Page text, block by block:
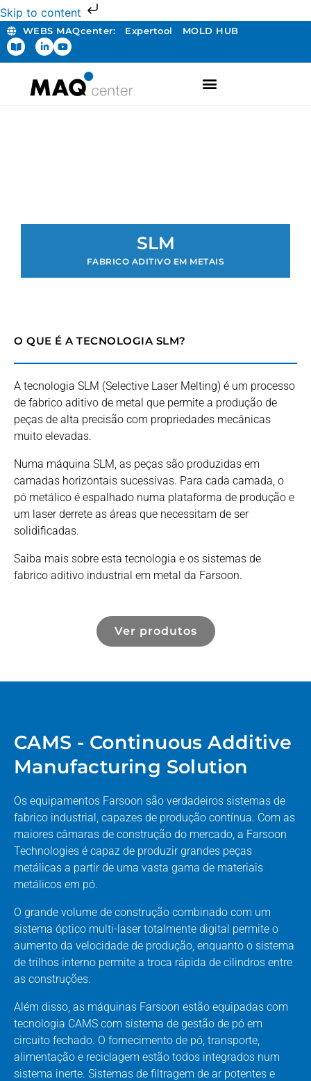
Skip to content
WEBS MAQcenter: Expertool MOLD HUB
SLM
FABRICO ADITIVO EM METAIS
O QUE É A TECNOLOGIA SLM?
A tecnologia SLM (Selective Laser Melting) é um processo
de fabrico aditivo de metal que permite a produção de
peças de alta precisão com propriedades mecânicas
muito elevadas.
Numa máquina SLM, as peças são produzidas em
camadas horizontais sucessivas. Para cada camada, o
pó metálico é espalhado numa plataforma de produção e
um laser derrete as áreas que necessitam de ser
solidificadas.
Saiba mais sobre esta tecnologia e os sistemas de
fabrico aditivo industrial em metal da Farsoon.
Ver produtos
CAMS - Continuous Additive
Manufacturing Solution
Os equipamentos Farsoon são verdadeiros sistemas de
fabrico industrial, capazes de produção contínua. Com as
maiores câmaras de construção do mercado, a Farsoon
Technologies é capaz de produzir grandes peças
metálicas a partir de uma vasta gama de materiais
metálicos em pó.
O grande volume de construção combinado com um
sistema óptico multi-laser totalmente digital permite o
aumento da velocidade de produção, enquanto o sistema
de trilhos interno permite a troca rápida de cilindros entre
as construções.
Além disso, as máquinas Farsoon estão equipadas com
tecnologia CAMS com sistema de gestão de pó em
circuito fechado. O fornecimento de pó, transporte,
alimentação e reciclagem estão todos integrados num
sistema inerte. Sistemas de filtragem de ar potentes e